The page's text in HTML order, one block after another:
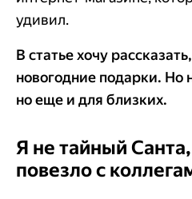
удивил.
В статье хочу
новогодние подарки. Но
но еще и для близких.
Я не тайный
повезло с